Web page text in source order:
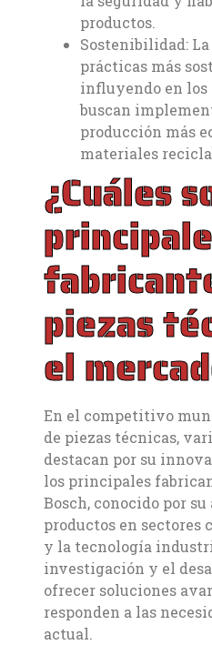
productos.
Sostenibilidad:
prácticas más
influyendo en los
buscan
producción más
materiales
¿Cuáles
piezas
el
En el competitivo
de piezas técnicas,
destacan por su
los principales
Bosch, conocido por
productos en sectores
y la tecnología
investigación y el
ofrecer soluciones
responden a las
actual.